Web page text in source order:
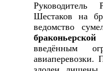
Руководитель
Шестаков на
ведомство
введённым
авиаперевозки.